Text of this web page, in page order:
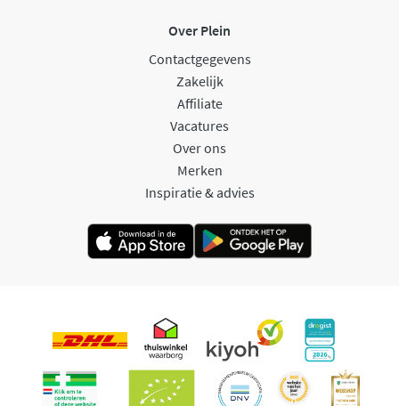
Over Plein
Contactgegevens
Zakelijk
Affiliate
Vacatures
Over ons
Merken
Inspiratie & advies